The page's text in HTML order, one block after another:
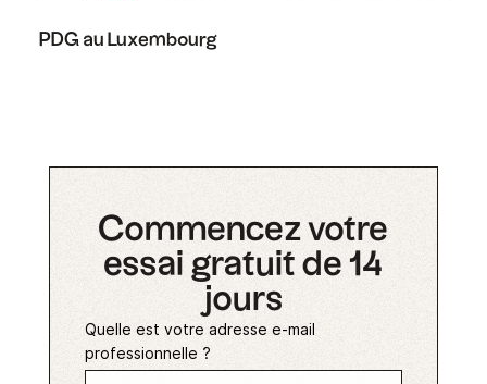
PDG au Luxembourg
Commencez votre
essai gratuit de 14
jours
Quelle est votre adresse e-mail
professionnelle ?